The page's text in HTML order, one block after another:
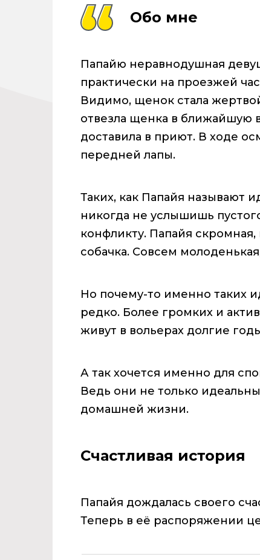
Обо мне
Папайю неравнодушная
практически на проезжей
Видимо, щенок стала
отвезла щенка в ближайшую
доставила в приют. В ходе
передней лапы.
Таких, как Папайя называют
никогда не услышишь
конфликту. Папайя
собачка. Совсем
Но почему-то именно таких
редко. Более громких и
живут в вольерах долгие
А так хочется именно для
Ведь они не только
домашней жизни.
Счастливая история
Папайя дождалась своего
Теперь в её распоряжении